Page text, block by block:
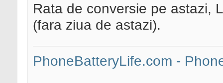
Rata de conversie pe astazi,
(fara ziua de astazi).
PhoneBatteryLife.com -